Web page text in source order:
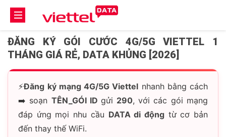
ĐĂNG KÝ GÓI CƯỚC 4G/5G VIETTEL 1
THÁNG GIÁ RẺ, DATA KHỦNG [2026]
⚡Đăng ký mạng 4G/5G Viettel nhanh bằng cách
➡️ soạn TÊN_GÓI IDgửi 290, với các gói mạng
đáp ứng mọi nhu cầu DATA di độngtừ cơ bản
đến thay thế WiFi.